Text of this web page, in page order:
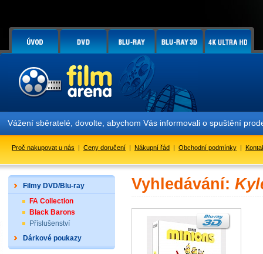
Vážení sběratelé, dovolte, abychom Vás informovali o spuštění
Proč nakupovat u nás | Ceny doručení | Nákupní řád | Obchodní podmínky |
Filmy DVD/Blu-ray
FA Collection
Black Barons
Příslušenství
Dárkové poukazy
Vyhledávání: